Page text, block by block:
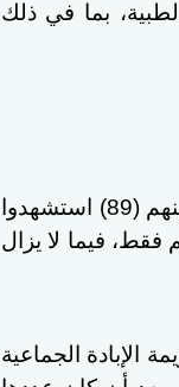
بما في ذلك
ويبلغ عدد الأسرى الشهداء منذ عام 1967 (326) شهيدًا، من بينهم (89) استشهدوا
فقط، فيما لا يزال
الإبادة الجماعية